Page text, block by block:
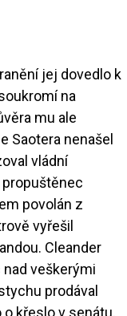
jej dovedlo k
na
mu ale
Saotera nenašel
vládní
propuštěnec
povolán z
vyřešil
Cleander
veškerými
prodával
o křeslo v senátu,